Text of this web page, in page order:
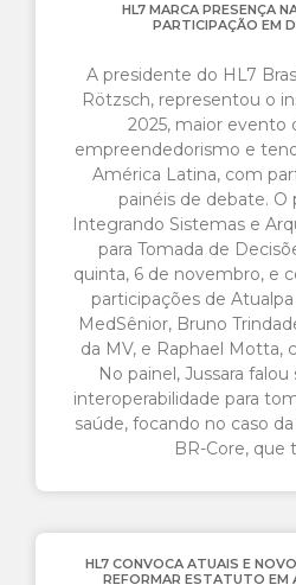
HL7 MARCA PRESENÇA
PARTICIPAÇÃO EM
A presidente do HL7
Rötzsch, representou o
2025, maior evento
empreendedorismo e
América Latina, com
painéis de debate. O
Integrando Sistemas e
para Tomada de
quinta, 6 de novembro, e
participações de
MedSênior, Bruno
da MV, e Raphael Motta,
No painel, Jussara
interoperabilidade para
saúde, focando no caso
BR-Core, que
HL7 CONVOCA ATUAIS E
REFORMAR ESTATUTO EM